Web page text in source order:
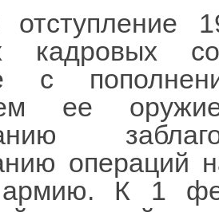
отступление
кадровых
с
ее
операций
армию. К 1